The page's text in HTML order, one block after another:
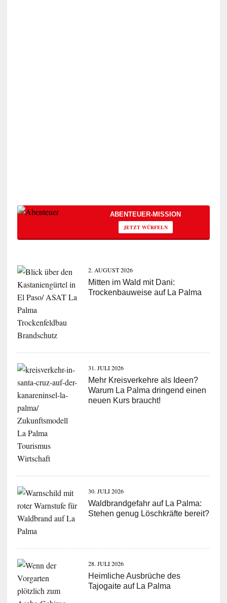
ABENTEUER-MISSION
JETZT WÜRFELN
2. AUGUST 2026
Mitten im Wald mit Dani:
Trockenbauweise auf La Palma
31. JULI 2026
Mehr Kreisverkehre als Ideen?
Warum La Palma dringend einen
neuen Kurs braucht!
30. JULI 2026
Waldbrandgefahr auf La Palma:
Stehen genug Löschkräfte bereit?
28. JULI 2026
Heimliche Ausbrüche des
Tajogaite auf La Palma